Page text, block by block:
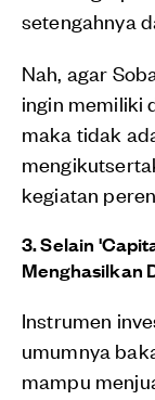
setengahnya
Nah, agar
ingin memiliki
maka tidak
kegiatan
3. Selain
Menghasilkan
Instrumen
umumnya
mampu